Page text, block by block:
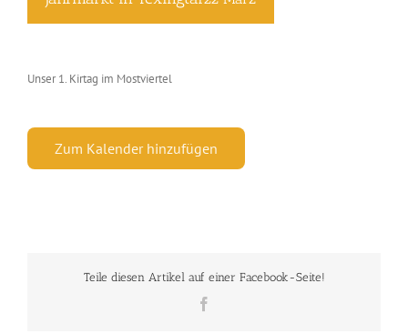
Unser 1. Kirtag im Mostviertel
Zum Kalender hinzufügen
Teile diesen Artikel auf einer Facebook-Seite!